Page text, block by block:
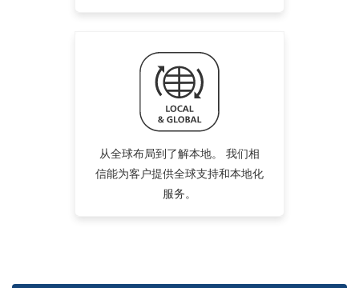
从全球布局到了解本地。 我们相
信能为客户提供全球支持和本地化
服务。